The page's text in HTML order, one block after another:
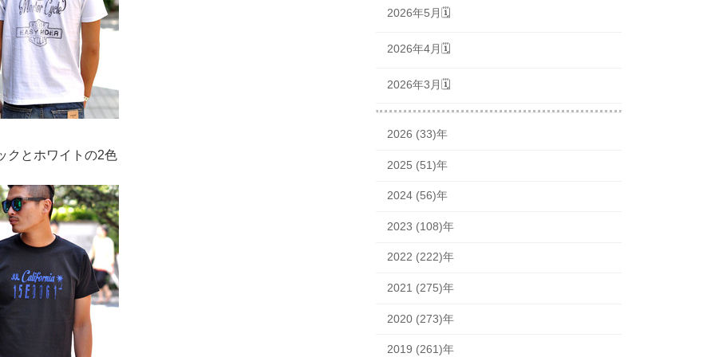
クとホワイトの2色
2026年5月🗓
2026年4月🗓
2026年3月🗓
2026 (33)年
2025 (51)年
2024 (56)年
2023 (108)年
2022 (222)年
2021 (275)年
2020 (273)年
2019 (261)年